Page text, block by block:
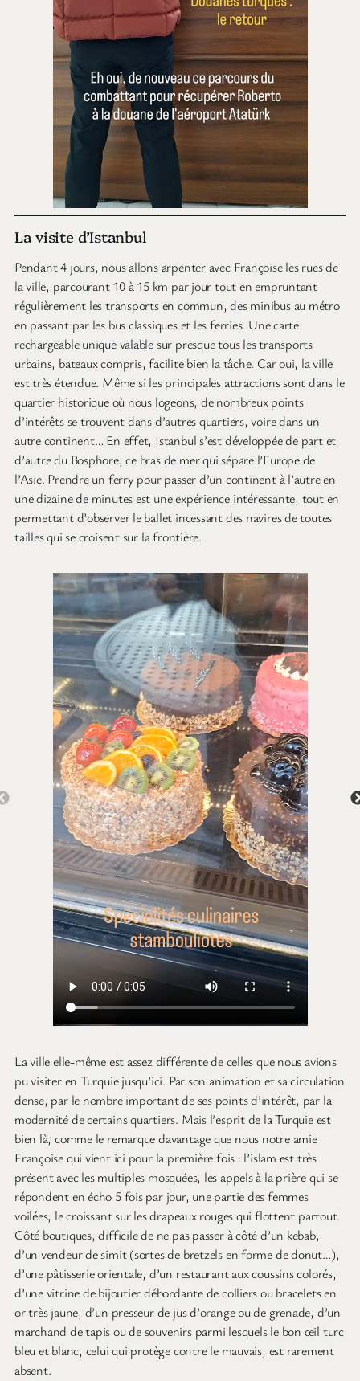
La visite d’Istanbul
Pendant 4 jours, nous allons arpenter avec Françoise les rues de
la ville, parcourant 10 à 15 km par jour tout en empruntant
régulièrement les transports en commun, des minibus au métro
en passant par les bus classiques et les ferries. Une carte
rechargeable unique valable sur presque tous les transports
urbains, bateaux compris, facilite bien la tâche. Car oui, la ville
est très étendue. Même si les principales attractions sont dans le
quartier historique où nous logeons, de nombreux points
d’intérêts se trouvent dans d’autres quartiers, voire dans un
autre continent… En effet, Istanbul s’est développée de part et
d’autre du Bosphore, ce bras de mer qui sépare l’Europe de
l’Asie. Prendre un ferry pour passer d’un continent à l’autre en
une dizaine de minutes est une expérience intéressante, tout en
permettant d’observer le ballet incessant des navires de toutes
tailles qui se croisent sur la frontière.
La ville elle-même est assez différente de celles que nous avions
pu visiter en Turquie jusqu’ici. Par son animation et sa circulation
dense, par le nombre important de ses points d’intérêt, par la
modernité de certains quartiers. Mais l’esprit de la Turquie est
bien là, comme le remarque davantage que nous notre amie
Françoise qui vient ici pour la première fois : l’islam est très
présent avec les multiples mosquées, les appels à la prière qui se
répondent en écho 5 fois par jour, une partie des femmes
voilées, le croissant sur les drapeaux rouges qui flottent partout.
Côté boutiques, difficile de ne pas passer à côté d’un kebab,
d’un vendeur de simit (sortes de bretzels en forme de donut…),
d’une pâtisserie orientale, d’un restaurant aux coussins colorés,
d’une vitrine de bijoutier débordante de colliers ou bracelets en
or très jaune, d’un presseur de jus d’orange ou de grenade, d’un
marchand de tapis ou de souvenirs parmi lesquels le bon œil turc
bleu et blanc, celui qui protège contre le mauvais, est rarement
absent.